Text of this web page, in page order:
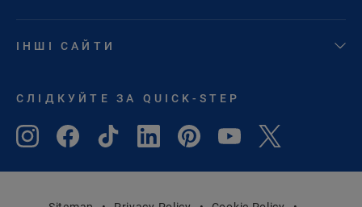
ІНШІ САЙТИ
СЛІДКУЙТЕ ЗА QUICK-STEP